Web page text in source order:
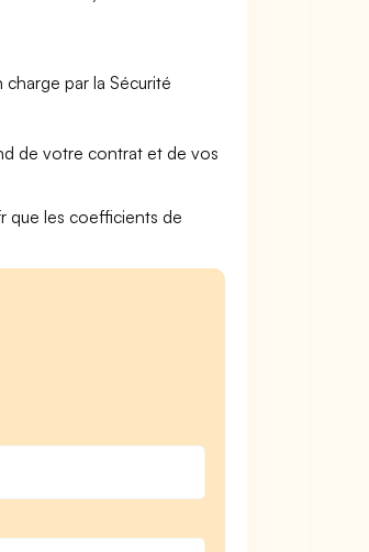
charge par la Sécurité
de votre contrat et de vos
que les coefficients de